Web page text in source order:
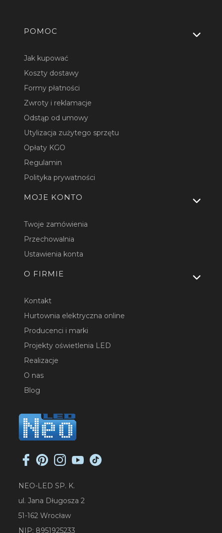
Linki w stopce
POMOC
Jak kupować
Koszty dostawy
Formy płatności
Zwroty i reklamacje
Odstąp od umowy
Utylizacja zużytego sprzętu
Opłaty KGO
Regulamin
Polityka prywatności
MOJE KONTO
Twoje zamówienia
Przechowalnia
Ustawienia konta
O FIRMIE
Kontakt
Hurtownia elektryczna online
Producenci i marki
Projekty oświetlenia LED
Realizacje
O nas
Blog
NEO-LED SP. K.
ul. Jana Długosza 2
51-162 Wrocław
NIP: 8951925233